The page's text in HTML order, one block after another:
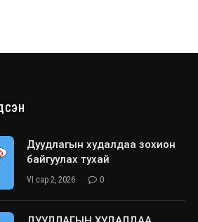
Дуудлагын худалдаа зохион
байгуулах тухай
VI сар 2, 2026 0